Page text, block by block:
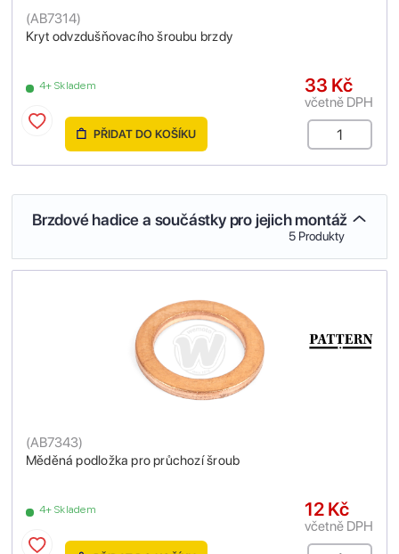
Kryt odvzdušňovacího šroubu brzdy
(AB7314)
4+ Skladem 33 Kč
včetně DPH
PŘIDAT DO KOŠÍKU
Brzdové hadice a součástky pro jejich montáž
5 Produkty
Měděná podložka pro průchozí šroub
(AB7343)
4+ Skladem 12 Kč
včetně DPH